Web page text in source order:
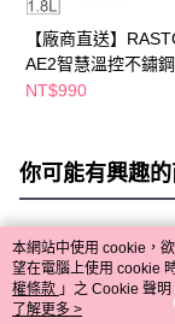
【廠商直送】
AE2智慧溫控不鏽鋼
煮壺1.8L
NT$990
你可能有興趣
熱門標籤
本網站中使用 cookie，
望在電腦上使用 cookie
權條款 」之 Cookie 聲
用條款之 Cookie 聲明使
了解更多 >